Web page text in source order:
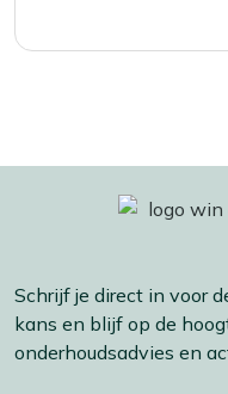
Schrijf je direct in voor
kans en blijf op de
onderhoudsadvies en